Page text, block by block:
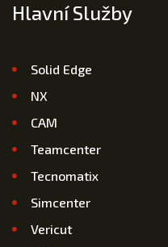
Hlavní Služby
Solid Edge
NX
CAM
Teamcenter
Tecnomatix
Simcenter
Vericut